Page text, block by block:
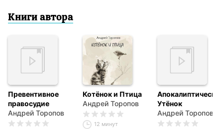
Книги автора
Превентивное
правосудие
Андрей Торопов
Котёнок и Птица
Андрей Торопов
12 минут
Утёнок
Андрей Торопов